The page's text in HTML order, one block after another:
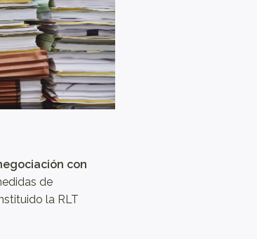
con
de
la RLT